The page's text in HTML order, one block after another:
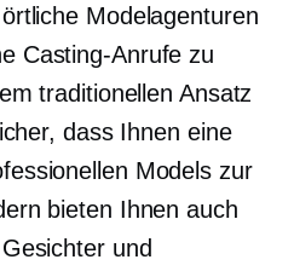
Modelagenturen
Casting-Anrufe zu
traditionellen Ansatz
dass Ihnen eine
Models zur
bieten Ihnen auch
und